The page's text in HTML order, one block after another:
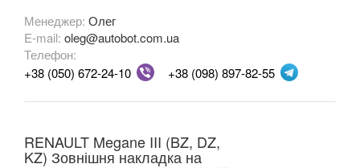
Clio IV (BK, KH, J5)
Duster (FE, HS)
Fluence (L3, B3)
Espace IV (JK0)
Менеджер: Олег
E-mail: oleg@autobot.com.ua
Телефон:
+38 (050) 672-24-10
+38 (098) 897-82-55
RENAULT Megane III (BZ, DZ,
KZ) Зовнішня накладка на